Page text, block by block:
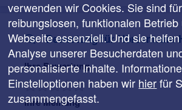
Bewertung für Hörzentrum
Ihre Bewertung
Ihre Meinung
verwenden wir Cookies. Sie sind
reibungslosen, funktionalen
Webseite essenziell. Und sie
Analyse unserer Besucherdaten
personalisierte Inhalte.
Einstelloptionen haben wir hierfür
zusammengefasst.